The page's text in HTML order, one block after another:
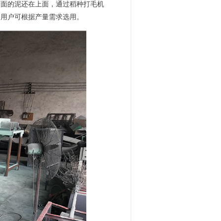
的泥还在上面，通过稻种打毛机
户可根据产量需求选用。